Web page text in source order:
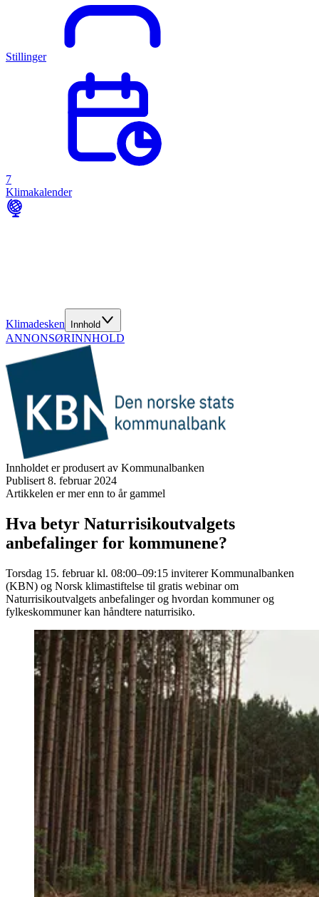
Stillinger
7
Klimakalender
Klimadesken Innhold
ANNONSØRINNHOLD
Innholdet er produsert av Kommunalbanken
Publisert 8. februar 2024
Artikkelen er mer enn to år gammel
Hva betyr Naturrisikoutvalgets
anbefalinger for kommunene?
Torsdag 15. februar kl. 08:00–09:15 inviterer Kommunalbanken
(KBN) og Norsk klimastiftelse til gratis webinar om
Naturrisikoutvalgets anbefalinger og hvordan kommuner og
fylkeskommuner kan håndtere naturrisiko.